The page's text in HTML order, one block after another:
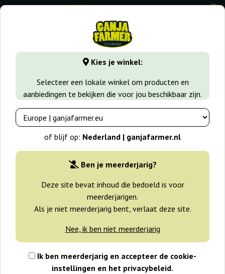
Kies je winkel:
Selecteer een lokale winkel om producten en
aanbiedingen te bekijken die voor jou beschikbaar zijn.
of blijf op: Nederland | ganjafarmer.nl
Ben je meerderjarig?
Deze site bevat inhoud die bedoeld is voor
meerderjarigen.
Als je niet meerderjarig bent, verlaat deze site.
Nee, ik ben niet meerderjarig
Ik ben meerderjarig en accepteer de cookie-
instellingen en het privacybeleid.
0
GanjaFarmer.nl Wiet soorten White Widow Auto
-25%
+gratisie